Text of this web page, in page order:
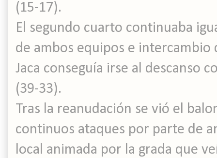
(15-17).
El segundo cuarto continuaba
de ambos equipos e
Jaca conseguía irse al descanso
(39-33).
Tras la reanudación se vió el
continuos ataques por parte de
local animada por la grada que